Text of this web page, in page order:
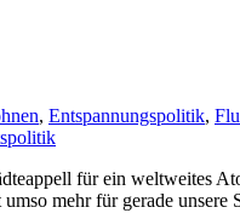
, Entspannungspolitik,
für ein weltweites
mehr für gerade